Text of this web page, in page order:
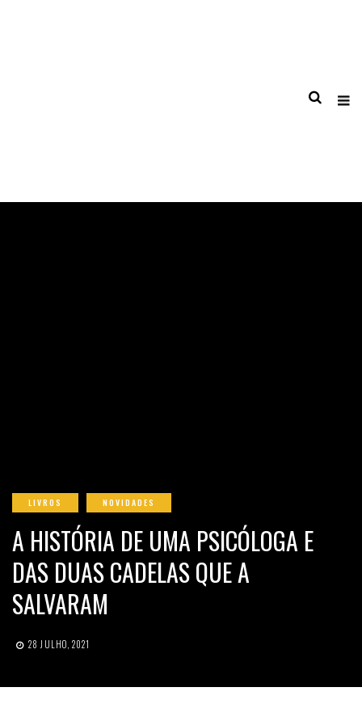
LIVROS NOVIDADES
A HISTÓRIA DE UMA PSICÓLOGA E
DAS DUAS CADELAS QUE A
SALVARAM
28 JULHO, 2021